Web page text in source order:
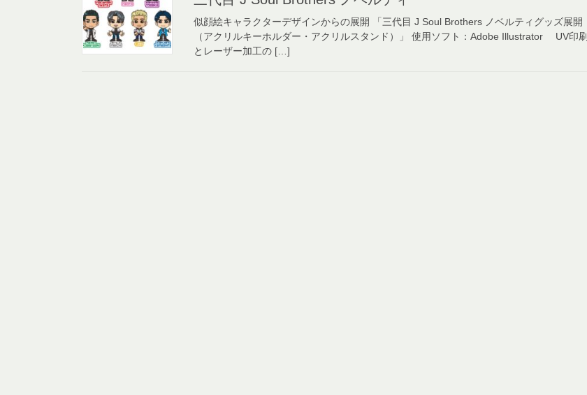
似顔絵キャラクターデザインからの展開 「三代目 J Soul Brothers ノベルティグッズ展開
（アクリルキーホルダー・アクリルスタンド）」 使用ソフト：Adobe Illustrator UV印刷
とレーザー加工の […]